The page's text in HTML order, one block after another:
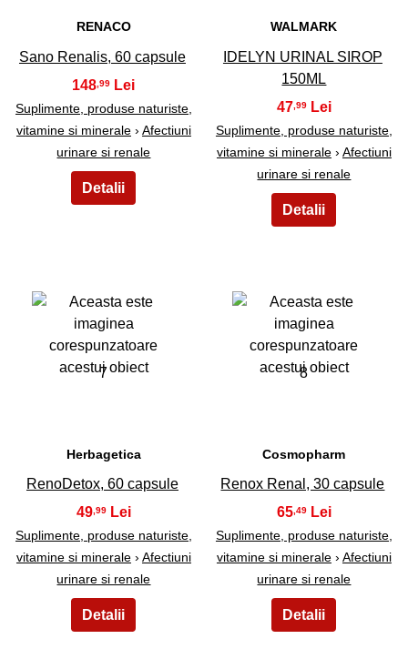
RENACO
Sano Renalis, 60 capsule
148 ,99
Suplimente, produse naturiste,
vitamine si minerale› Afectiuni
urinare si renale
WALMARK
IDELYN URINAL SIROP
150ML
47,99
Suplimente, produse naturiste,
vitamine si minerale› Afectiuni
urinare si renale
7
Herbagetica
RenoDetox, 60 capsule
49,99
Suplimente, produse naturiste,
vitamine si minerale› Afectiuni
urinare si renale
8
Cosmopharm
Renox Renal, 30 capsule
65,49
Suplimente, produse naturiste,
vitamine si minerale› Afectiuni
urinare si renale